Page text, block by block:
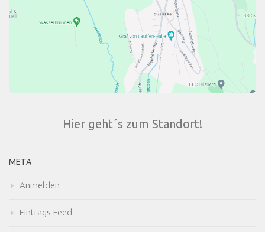
Hier geht´s zum Standort!
META
Anmelden
Eintrags-Feed